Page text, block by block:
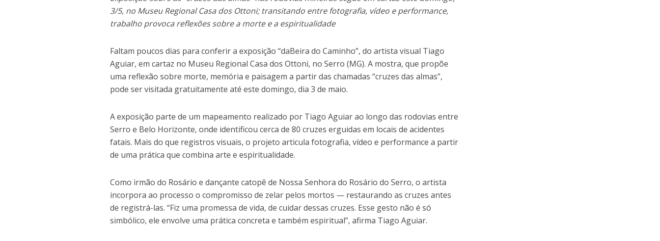
3/5, no Museu Regional Casa dos Ottoni; transitando entre fotografia, vídeo e performance,
trabalho provoca reflexões sobre a morte e a espiritualidade
Faltam poucos dias para conferir a exposição “daBeira do Caminho”, do artista visual Tiago
Aguiar, em cartaz no Museu Regional Casa dos Ottoni, no Serro (MG). A mostra, que propõe
uma reflexão sobre morte, memória e paisagem a partir das chamadas “cruzes das almas”,
pode ser visitada gratuitamente até este domingo, dia 3 de maio.
A exposição parte de um mapeamento realizado por Tiago Aguiar ao longo das rodovias entre
Serro e Belo Horizonte, onde identificou cerca de 80 cruzes erguidas em locais de acidentes
fatais. Mais do que registros visuais, o projeto articula fotografia, vídeo e performance a partir
de uma prática que combina arte e espiritualidade.
Como irmão do Rosário e dançante catopê de Nossa Senhora do Rosário do Serro, o artista
incorpora ao processo o compromisso de zelar pelos mortos — restaurando as cruzes antes
de registrá-las. “Fiz uma promessa de vida, de cuidar dessas cruzes. Esse gesto não é só
simbólico, ele envolve uma prática concreta e também espiritual”, afirma Tiago Aguiar.